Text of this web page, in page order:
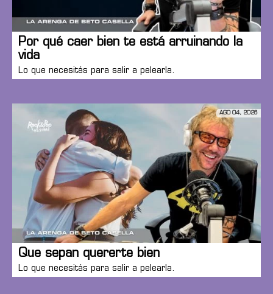
Por qué caer bien te está arruinando la
vida
Lo que necesitás para salir a pelearla.
AGO 04, 2026
Que sepan quererte bien
Lo que necesitás para salir a pelearla.